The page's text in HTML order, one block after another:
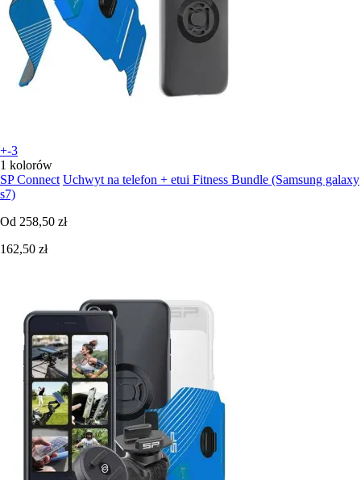
+-3
1 kolorów
SP Connect Uchwyt na telefon + etui Fitness Bundle (Samsung galaxy
s7)
Od 258,50 zł
162,50 zł